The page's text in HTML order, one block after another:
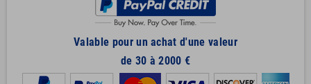
Valable pour un achat d'une valeur
de 30 à 2000 €